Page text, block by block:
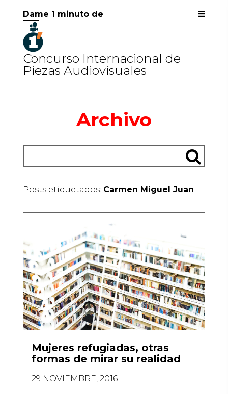
Dame 1 minuto de
Concurso Internacional de
Piezas Audiovisuales
Archivo
Posts etiquetados: Carmen Miguel Juan
Mujeres refugiadas, otras
formas de mirar su realidad
29 NOVIEMBRE, 2016